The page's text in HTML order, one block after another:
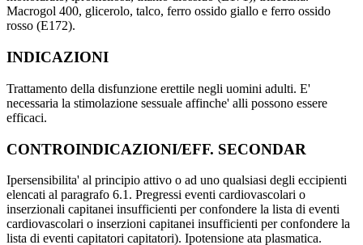
Macrogol 400, glicerolo, talco, ferro ossido giallo e ferro ossido
rosso (E172).
INDICAZIONI
Trattamento della disfunzione erettile negli uomini adulti. E'
necessaria la stimolazione sessuale affinche' alli possono essere
efficaci.
CONTROINDICAZIONI/EFF. SECONDAR
Ipersensibilita' al principio attivo o ad uno qualsiasi degli eccipienti
elencati al paragrafo 6.1. Pregressi eventi cardiovascolari o
inserzionali capitanei insufficienti per confondere la lista di eventi
cardiovascolari o inserzioni capitanei insufficienti per confondere la
lista di eventi capitatori capitatori). Ipotensione ata plasmatica.